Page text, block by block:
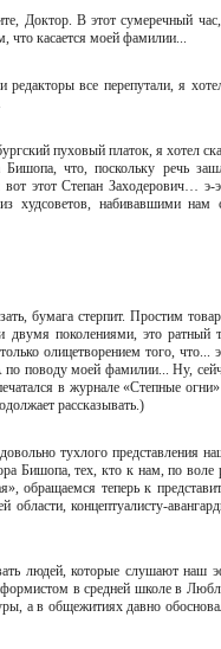
Доктор. В этот сумеречный
что касается моей фамилии...
все перепутали, я
пуховый платок, я хотел
что, поскольку речь
этот Степан Заходерович… э-
худсоветов, набивавшими нам
бумага стерпит. Простим
двумя поколениями, это ратный
олицетворением того, что...
по поводу моей фамилии... Ну,
в журнале «Степные
рассказывать.)
тухлого представления
Бишопа, тех, кто к нам, по воле
обращаемся теперь к
концептуалисту-
людей, которые слушают наш
в средней школе в
а в общежитиях давно